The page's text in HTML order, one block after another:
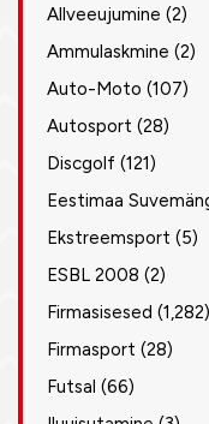
Allveeujumine (2)
Ammulaskmine (2)
Auto-Moto (107)
Autosport (28)
Discgolf (121)
Eestimaa
Ekstreemsport (5)
ESBL 2008 (2)
Firmasisesed (1,282)
Firmasport (28)
Futsal (66)